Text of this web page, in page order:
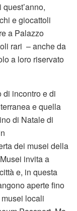
e giocattoli
a Palazzo
rari – anche da
a loro riservato
di incontro e di
e quella
di Natale di
dei musei della
invita a
e, in questa
aperte fino
locali